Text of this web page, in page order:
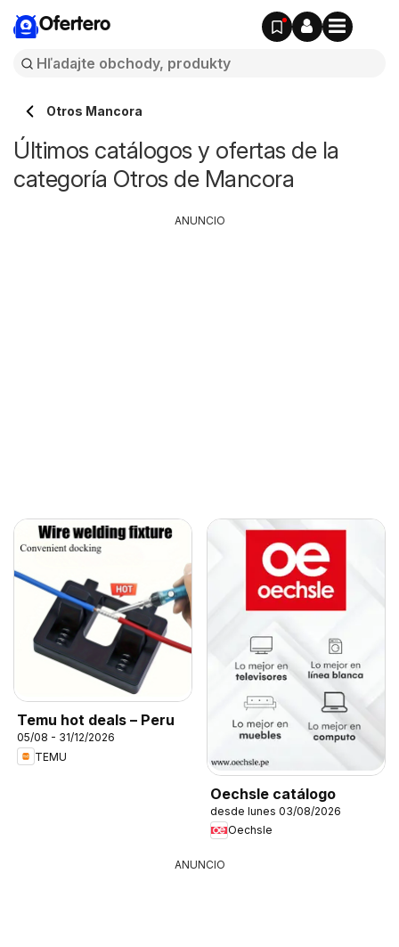
Ofertero
Otros Mancora
Últimos catálogos y ofertas de la
categoría Otros de Mancora
Temu hot deals – Peru
05/08 - 31/12/2026
TEMU
Oechsle catálogo
desde lunes 03/08/2026
Oechsle
ANUNCIO
ANUNCIO